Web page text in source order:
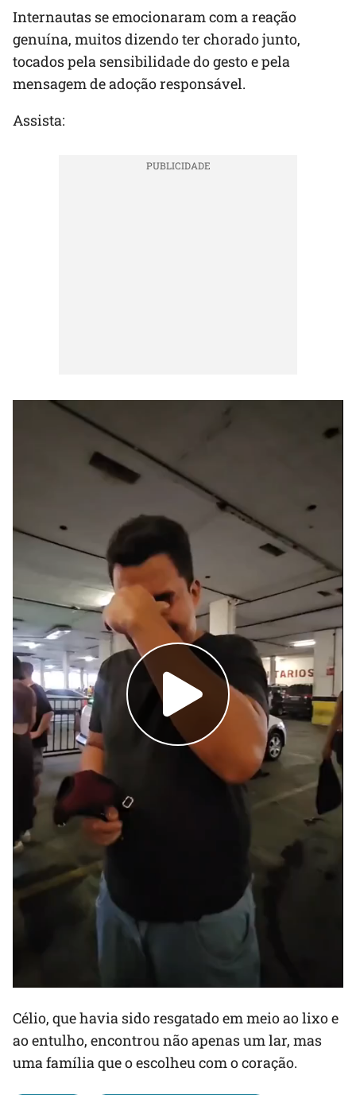
Internautas se emocionaram com a reação
genuína, muitos dizendo ter chorado junto,
tocados pela sensibilidade do gesto e pela
mensagem de adoção responsável.
Assista:
Célio, que havia sido resgatado em meio ao lixo e
ao entulho, encontrou não apenas um lar, mas
uma família que o escolheu com o coração.